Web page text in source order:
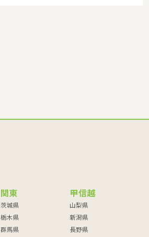
関東
茨城県
栃木県
群馬県
甲信越
山梨県
新潟県
長野県